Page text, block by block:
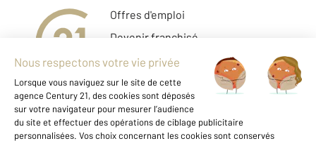
Offres d'emploi
Devenir franchisé
Entreprise et commerce
Fine Homes & Estates
À propos
International